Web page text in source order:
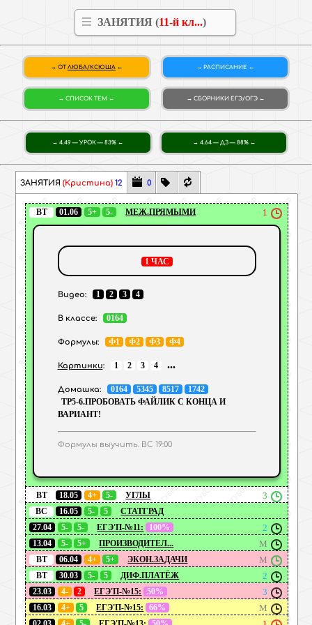
ЗАНЯТИЯ (11-й кл...)
ОТ ЛЮБА/КСЮША РАСПИСАНИЕ
СПИСОК ТЕМ СБОРНИКИ ЕГЭ/ОГЭ
4.49 — УРОК — 83% 4.64 — ДЗ — 88%
ЗАНЯТИЯ(Кристина) 12 0
1
ВТ 01.06 5+ 5- МЕЖ.ПРЯМЫМИ
1 ЧАС
Видео: 1 2 3 4
В классе: 0164
Формулы: Ф1 Ф2 Ф3 Ф4
Картинки: 1 2 3 4 ...
Домашка: 0164 5345 8517
1742
ТР5-6.ПРОБОВАТЬ ФАЙЛИК С КОНЦА И
ВАРИАНТ!
Формулы выучить. ВС 19:00
3
ВТ 18.05 4+ 5-
УГЛЫ
ВС
16.05 5- 5
СТАТГРАД
2
27.04 5- 5- ЕГЭ'П-№11:
100%
М
13.04 5- 5+
ПРОИЗВОДИТЕЛ...
М
ВТ 06.04 4+ 5+
ЭКОН.ЗАДАЧИ
2
ВТ 30.03 5- 5
ДИФ.ПЛАТЁЖ
3
23.03 4- 2 ЕГЭ'П-№15:
50%
М
16.03 4+ 5 ЕГЭ'П-№15:
66%